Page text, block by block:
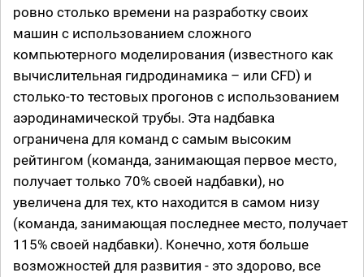
ровно столько времени на разработку своих
машин с использованием сложного
компьютерного моделирования (известного как
вычислительная гидродинамика – или CFD) и
столько-то тестовых прогонов с использованием
аэродинамической трубы. Эта надбавка
ограничена для команд с самым высоким
рейтингом (команда, занимающая первое место,
получает только 70% своей надбавки), но
увеличена для тех, кто находится в самом низу
(команда, занимающая последнее место, получает
115% своей надбавки). Конечно, хотя больше
возможностей для развития - это здорово, все